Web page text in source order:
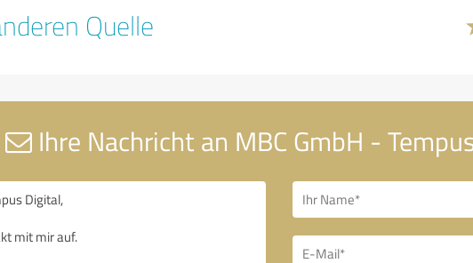
Quelle
Ihre Nachricht an MBC GmbH -